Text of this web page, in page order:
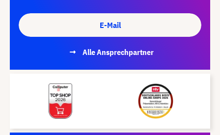
E-Mail
Alle Ansprechpartner